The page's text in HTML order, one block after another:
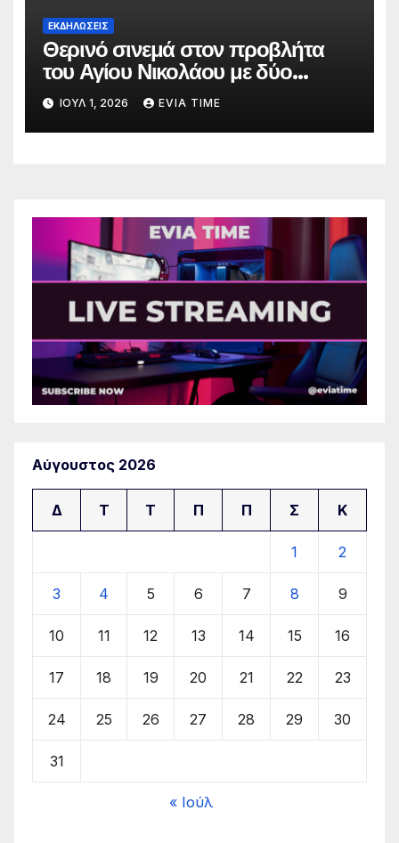
ΕΚΔΗΛΩΣΕΙΣ
Θερινό σινεμά στον προβλήτα
του Αγίου Νικολάου με δύο
οικογενειακές ταινίες
ΙΟΎΛ 1, 2026 EVIA TIME
Αύγουστος 2026
Δ Τ Τ Π Π Σ Κ
1 2
3 4 5 6 7 8 9
10 11 12 13 14 15 16
17 18 19 20 21 22 23
24 25 26 27 28 29 30
31
« Ιούλ